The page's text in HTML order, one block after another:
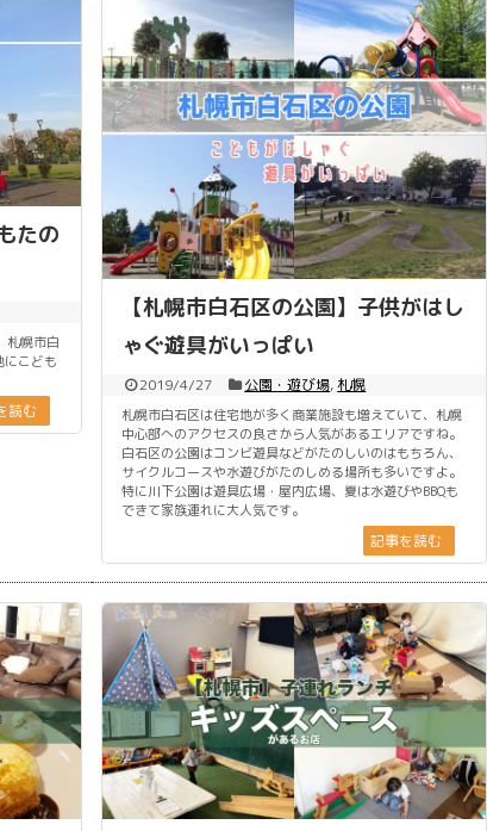
たの
札幌市白
にこども
読む
【札幌市白石区の公園】子供がはし
ゃぐ遊具がいっぱい
2019/4/27 公園・遊び場,札幌
札幌市白石区は住宅地が多く商業施設も増えていて、札幌
中心部へのアクセスの良さから人気があるエリアですね。
白石区の公園はコンビ遊具などがたのしいのはもちろん、
サイクルコースや水遊びがたのしめる場所も多いですよ。
特に川下公園は遊具広場・屋内広場、夏は水遊びやBBQも
できて家族連れに大人気です。
記事を読む